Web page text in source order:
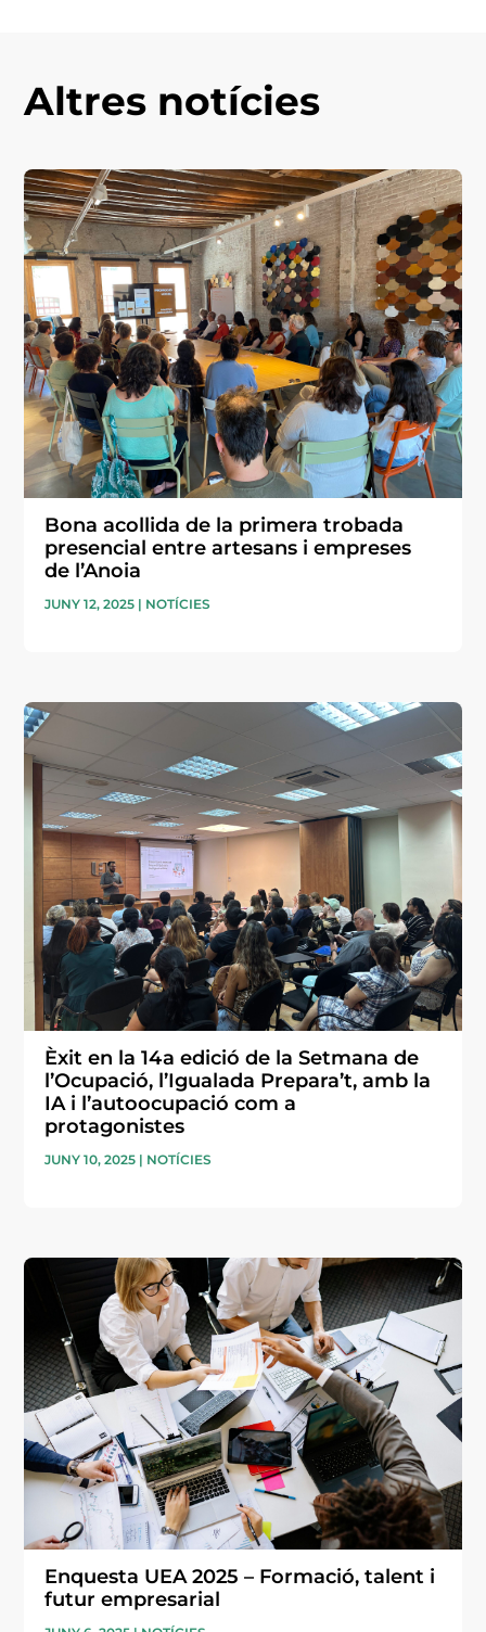
Altres notícies
Bona acollida de la primera trobada
presencial entre artesans i empreses
de l’Anoia
JUNY 12, 2025 | NOTÍCIES
Èxit en la 14a edició de la Setmana de
l’Ocupació, l’Igualada Prepara’t, amb la
IA i l’autoocupació com a
protagonistes
JUNY 10, 2025 | NOTÍCIES
Enquesta UEA 2025 – Formació, talent i
futur empresarial